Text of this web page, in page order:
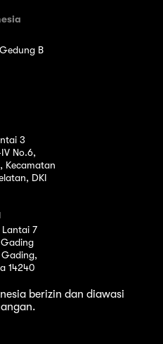
B
3
No.6,
Kecamatan
DKI
Lantai 7
14240
berizin dan diawasi